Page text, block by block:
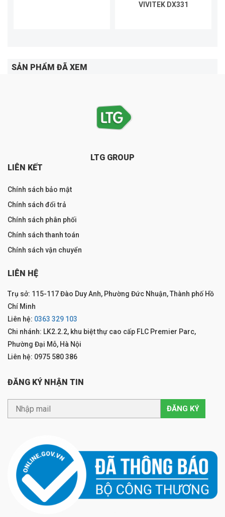
VIVITEK DX331
SẢN PHẨM ĐÃ XEM
LTG GROUP
LIÊN KẾT
Chính sách bảo mật
Chính sách đổi trả
Chính sách phân phối
Chính sách thanh toán
Chính sách vận chuyển
LIÊN HỆ
Trụ sở: 115-117 Đào Duy Anh, Phường Đức Nhuận, Thành phố Hồ
Chí Minh
Liên hệ: 0363 329 103
Chi nhánh: LK2.2.2, khu biệt thự cao cấp FLC Premier Parc,
Phường Đại Mỗ, Hà Nội
Liên hệ: 0975 580 386
ĐĂNG KÝ NHẬN TIN